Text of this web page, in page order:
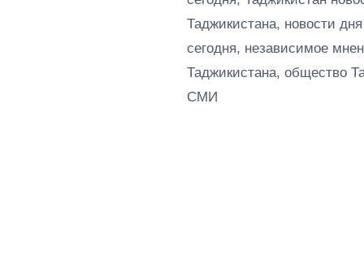
Таджикистана, новости
сегодня, независимое
Таджикистана, общество
СМИ